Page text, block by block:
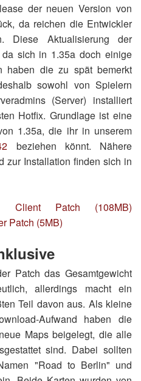
der neuen Version von
da reichen die Entwickler
Diese Aktualisierung der
sich in 1.35a doch einige
haben die zu spät bemerkt
sowohl von Spielern
(Server) installiert
Hotfix. Grundlage ist eine
1.35a, die ihr in unserem
beziehen könnt. Nähere
zur Installation finden sich in
Client Patch (108MB)
Patch (5MB)
Patch das Gesamtgewicht
allerdings macht ein
Teil davon aus. Als kleine
Aufwand haben die
Maps beigelegt, die alle
sind. Dabei sollten
"Road to Berlin" und